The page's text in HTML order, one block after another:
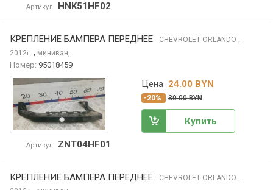
Артикул HNK51HF02
КРЕПЛЕНИЕ БАМПЕРА ПЕРЕДНЕЕ CHEVROLET ORLANDO ,
2012г. , минивэн,
Номер: 95018459
Артикул ZNT04HF01
Цена 24.00 BYN
-20% 30.00 BYN
Купить
КРЕПЛЕНИЕ БАМПЕРА ПЕРЕДНЕЕ CHEVROLET ORLANDO ,